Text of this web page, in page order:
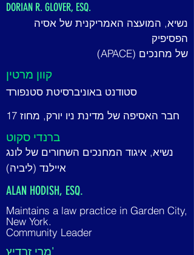
DORIAN R. GLOVER, ESQ.
נשיא, המועצה האמריקנית של אסיה
הפסיפיק
של מחנכים (APACE)
קוון מרטין
סטודנט באוניברסיטת סטנפורד
חבר האסיפה של מדינת ניו יורק, מחוז 17
ברנדי סקוט
נשיא, איגוד המחנכים השחורים של לונג
איילנד (ליביה)
ALAN HODISH, ESQ.
Maintains a law practice in Garden City,
New York.
Community Leader
מרי זרדיץ'